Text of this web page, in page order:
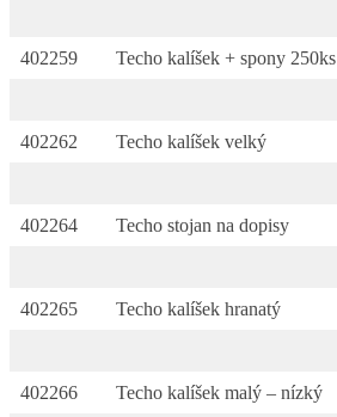
402259 Techo kalíšek + spony 250ks
402262 Techo kalíšek velký
402264 Techo stojan na dopisy
402265 Techo kalíšek hranatý
402266 Techo kalíšek malý – nízký